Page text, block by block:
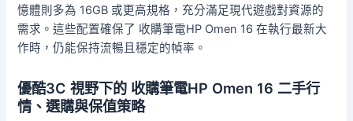
憶體則多為 16GB 或更高規格，充分滿足現代遊戲對資源的
需求。這些配置確保了 收購筆電HP Omen 16 在執行最新大
作時，仍能保持流暢且穩定的幀率。
優酷3C 視野下的 收購筆電HP Omen 16 二手行
情、選購與保值策略